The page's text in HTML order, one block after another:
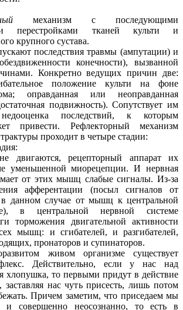
механизм с последующими
перестройками тканей культи и
крупного сустава.
последствия травмы (ампутации) и
конечности), вызванной
Конкретно ведущих причин две:
положение культи на фоне
оправданная или неоправданная
подвижность). Сопутствует им
последствий, к которым
привести. Рефлекторный механизм
проходит в четыре стадии:
двигаются, рецепторный аппарат их
уменьшенной миорецепции. И нервная
от этих мышц слабые сигналы. Из-за
афферентации (посыл сигналов от
в данном случае от мышц к центральной
в центральной нервной системе
торможения двигательной активности
мышц: и сгибателей, и разгибателей,
пронаторов и супинаторов.
живом организме существует
Действительно, если у нас над
хлопушка, то первыми придут в действие
нас чуть присесть, лишь потом
Причем заметим, что приседаем мы
и совершенно неосознанно, то есть в